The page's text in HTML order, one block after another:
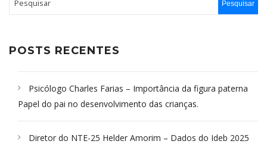
POSTS RECENTES
Psicólogo Charles Farias – Importância da figura paterna
Papel do pai no desenvolvimento das crianças.
Diretor do NTE-25 Helder Amorim – Dados do Ideb 2025